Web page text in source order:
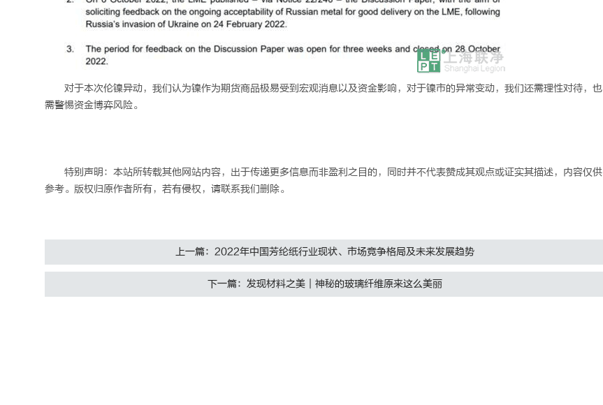
对于本次伦镍异动，我们认为镍作为期货商品极易受到宏观消息以及资金影响，对于镍市的异常变动，我们还需理性对待，也
需警惕资金博弈风险。
特别声明：本站所转载其他网站内容，出于传递更多信息而非盈利之目的，同时并不代表赞成其观点或证实其描述，内容仅供
参考。版权归原作者所有，若有侵权，请联系我们删除。
上一篇：2022年中国芳纶纸行业现状、市场竞争格局及未来发展趋势
下一篇：发现材料之美｜神秘的玻璃纤维原来这么美丽